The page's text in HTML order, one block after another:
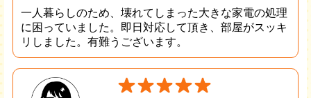
一人暮らしのため、壊れてしまった大きな家電の処理
に困っていました。即日対応して頂き、部屋がスッキ
リしました。有難うございます。